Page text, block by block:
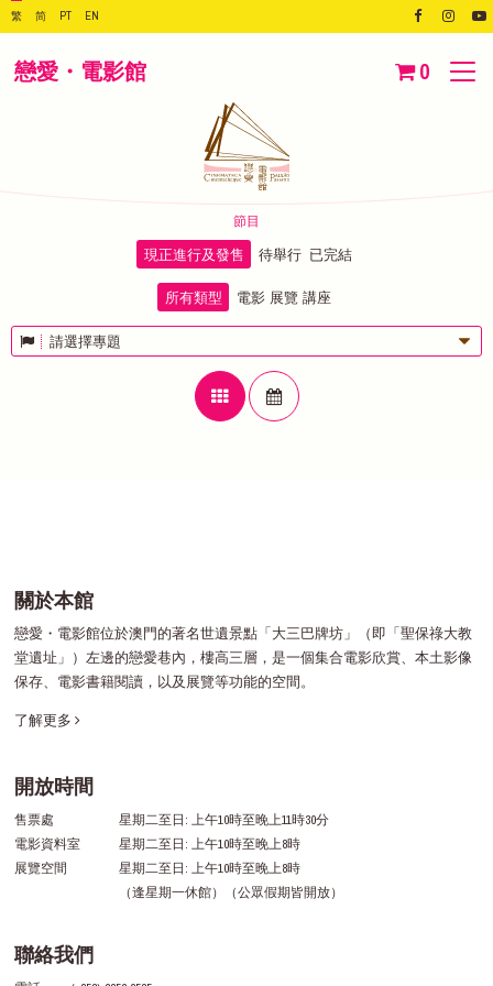
繁 简 PT EN
戀愛・電影館 0
節目
現正進行及發售 待舉行 已完結
所有類型 電影 展覽 講座
請選擇專題
關於本館
戀愛・電影館位於澳門的著名世遺景點「大三巴牌坊」（即「聖保祿大教
堂遺址」）左邊的戀愛巷內，樓高三層，是一個集合電影欣賞、本土影像
保存、電影書籍閱讀，以及展覽等功能的空間。
了解更多
開放時間
售票處
星期二至日: 上午10時至晚上11時30分
電影資料室
星期二至日: 上午10時至晚上8時
展覽空間
星期二至日: 上午10時至晚上8時
（逢星期一休館）（公眾假期皆開放）
聯絡我們